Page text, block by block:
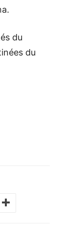
du
du